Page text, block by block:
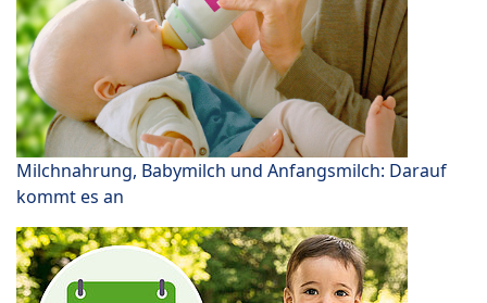
Milchnahrung, Babymilch und Anfangsmilch: Darauf
kommt es an